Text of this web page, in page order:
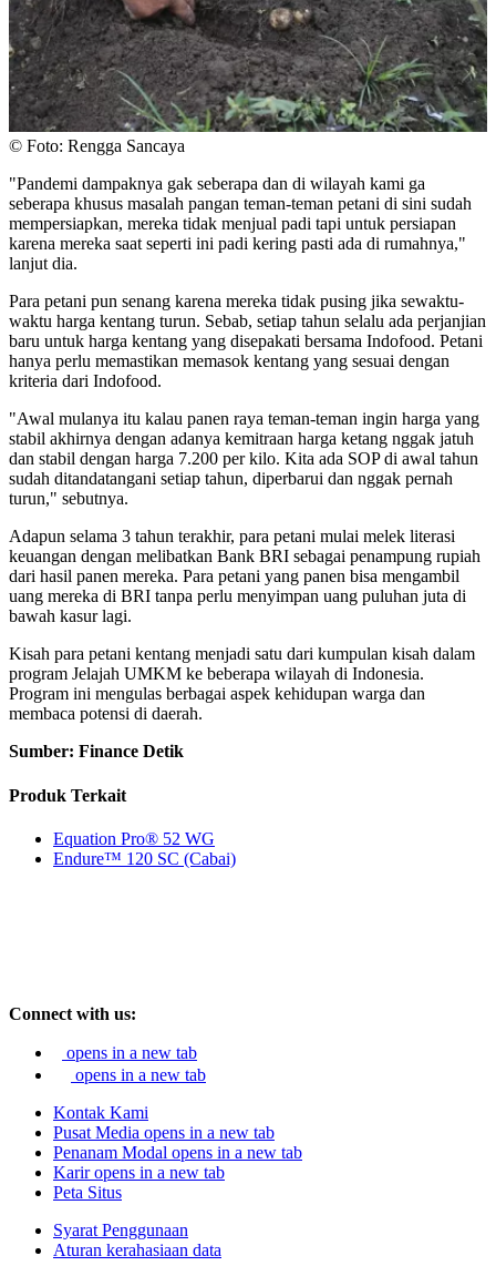
© Foto: Rengga Sancaya
"Pandemi dampaknya gak seberapa dan di wilayah kami ga
seberapa khusus masalah pangan teman-teman petani di sini sudah
mempersiapkan, mereka tidak menjual padi tapi untuk persiapan
karena mereka saat seperti ini padi kering pasti ada di rumahnya,"
lanjut dia.
Para petani pun senang karena mereka tidak pusing jika sewaktu-
waktu harga kentang turun. Sebab, setiap tahun selalu ada perjanjian
baru untuk harga kentang yang disepakati bersama Indofood. Petani
hanya perlu memastikan memasok kentang yang sesuai dengan
kriteria dari Indofood.
"Awal mulanya itu kalau panen raya teman-teman ingin harga yang
stabil akhirnya dengan adanya kemitraan harga ketang nggak jatuh
dan stabil dengan harga 7.200 per kilo. Kita ada SOP di awal tahun
sudah ditandatangani setiap tahun, diperbarui dan nggak pernah
turun," sebutnya.
Adapun selama 3 tahun terakhir, para petani mulai melek literasi
keuangan dengan melibatkan Bank BRI sebagai penampung rupiah
dari hasil panen mereka. Para petani yang panen bisa mengambil
uang mereka di BRI tanpa perlu menyimpan uang puluhan juta di
bawah kasur lagi.
Kisah para petani kentang menjadi satu dari kumpulan kisah dalam
program Jelajah UMKM ke beberapa wilayah di Indonesia.
Program ini mengulas berbagai aspek kehidupan warga dan
membaca potensi di daerah.
Sumber: Finance Detik
Produk Terkait
Equation Pro® 52 WG
Endure™ 120 SC (Cabai)
Connect with us:
opens in a new tab
opens in a new tab
Kontak Kami
Pusat Media opens in a new tab
Penanam Modal opens in a new tab
Karir opens in a new tab
Peta Situs
Syarat Penggunaan
Aturan kerahasiaan data